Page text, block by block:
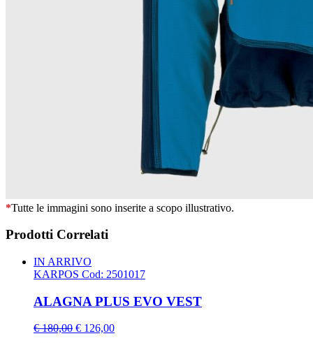
*Tutte le immagini sono inserite a scopo illustrativo.
Prodotti Correlati
IN ARRIVO
KARPOS Cod: 2501017
ALAGNA PLUS EVO VEST
€ 180,00 € 126,00